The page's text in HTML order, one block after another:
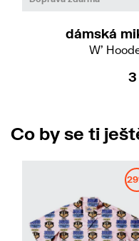
dámská
W'
Co by se ti